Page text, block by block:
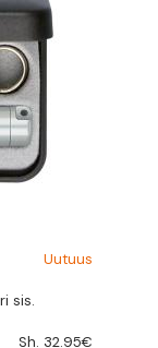
Uutuus
sis.
Sh. 32.95€